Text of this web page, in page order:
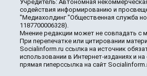
Учредитель: Автономная
содействия информированию и
"Медиахолдинг "Общественная служба
1187700006328).
Мнение редакции может не совпадать с
При перепечатке или цитировании
Socialinform.ru ссылка на источник
использовании в Интернет-изданиях и на
прямая гиперссылка на сайт